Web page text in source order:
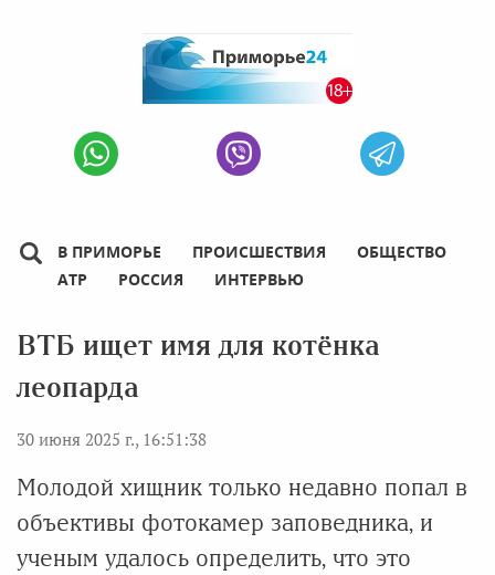
В ПРИМОРЬЕ ПРОИСШЕСТВИЯ
ОБЩЕСТВО
АТР
РОССИЯ ИНТЕРВЬЮ
ВТБ ищет имя для котёнка
леопарда
30 июня 2025 г., 16:51:38
Молодой хищник только недавно попал в
объективы фотокамер заповедника, и
ученым удалось определить, что это